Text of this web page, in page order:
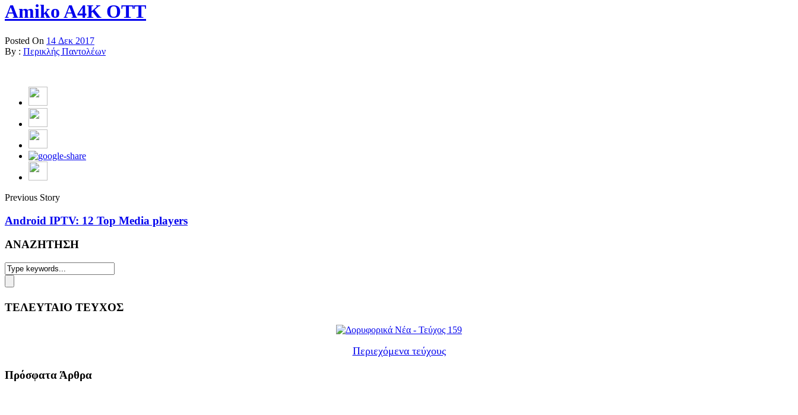
Amiko A4K OTT
Posted On 14 Δεκ 2017
By : Περικλής Παντολέων
Previous Story
Android IPTV: 12 Top Media players
ΑΝΑΖΗΤΗΣΗ
ΤΕΛΕΥΤΑΙΟ ΤΕΥΧΟΣ
Περιεχόμενα τεύχους
Πρόσφατα Άρθρα